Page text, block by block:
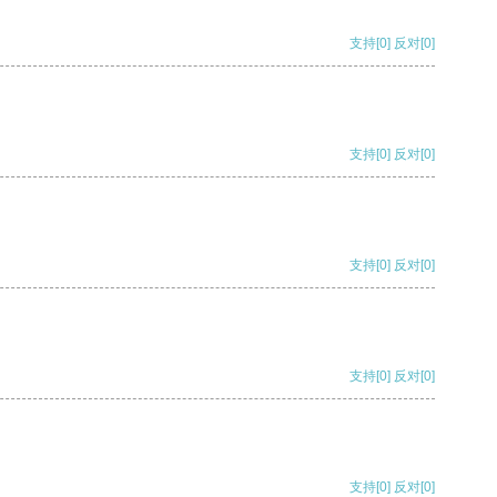
支持[0] 反对[0]
支持[0] 反对[0]
支持[0] 反对[0]
支持[0] 反对[0]
支持[0] 反对[0]